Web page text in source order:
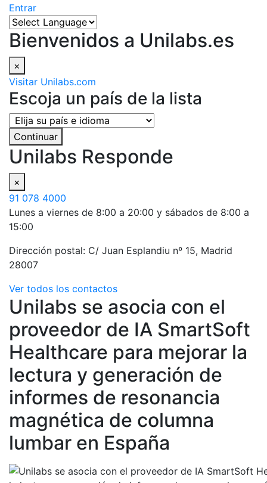
Entrar
Bienvenidos a Unilabs.es
×
Visitar Unilabs.com
Escoja un país de la lista
Continuar
Unilabs Responde
×
91 078 4000
Lunes a viernes de 8:00 a 20:00 y sábados de 8:00 a
15:00
Dirección postal: C/ Juan Esplandiu nº 15, Madrid
28007
Ver todos los contactos
Unilabs se asocia con el
proveedor de IA SmartSoft
Healthcare para mejorar la
lectura y generación de
informes de resonancia
magnética de columna
lumbar en España